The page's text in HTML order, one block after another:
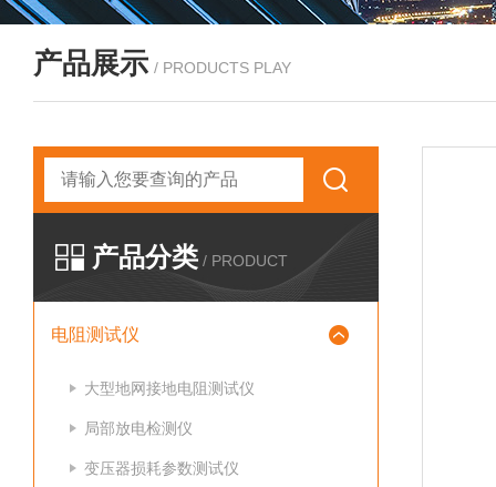
产品展示 / PRODUCTS PLAY
产品分类 / PRODUCT
电阻测试仪
大型地网接地电阻测试仪
局部放电检测仪
变压器损耗参数测试仪